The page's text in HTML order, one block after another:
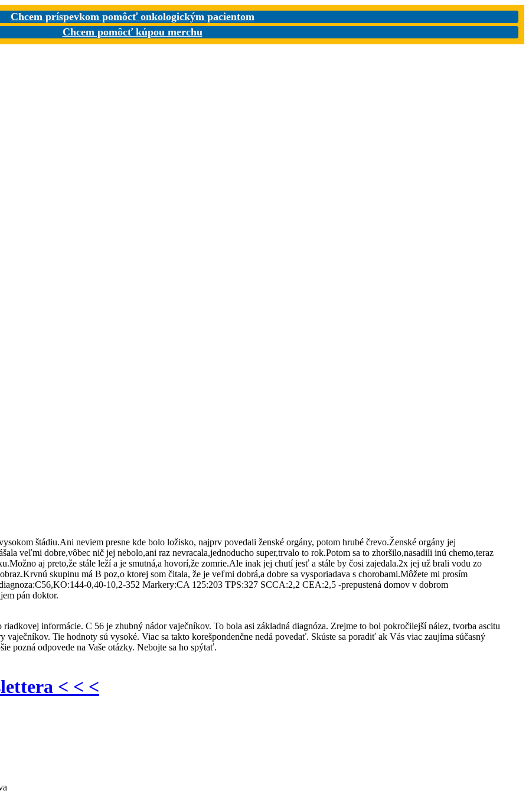
Chcem príspevkom pomôcť onkologickým pacientom
Chcem pomôcť kúpou merchu
štádiu.Ani neviem presne kde bolo ložisko, najprv povedali ženské orgány, potom hrubé črevo.Ženské orgány jej
veľmi dobre,vôbec nič jej nebolo,ani raz nevracala,jednoducho super,trvalo to rok.Potom sa to zhoršilo,nasadili inú chemo,teraz
aj preto,že stále leží a je smutná,a hovorí,že zomrie.Ale inak jej chutí jesť a stále by čosi zajedala.2x jej už brali vodu zo
skupinu má B poz,o ktorej som čitala, že je veľmi dobrá,a dobre sa vysporiadava s chorobami.Môžete mi prosím
0,40-10,2-352 Markery:CA 125:203 TPS:327 SCCA:2,2 CEA:2,5 -prepustená domov v dobrom
pán doktor.
informácie. C 56 je zhubný nádor vaječníkov. To bola asi základná diagnóza. Zrejme to bol pokročilejší nález, tvorba ascitu
Tie hodnoty sú vysoké. Viac sa takto korešpondenčne nedá povedať. Skúste sa poradiť ak Vás viac zaujíma súčasný
pozná odpovede na Vaše otázky. Nebojte sa ho spýtať.
< < <